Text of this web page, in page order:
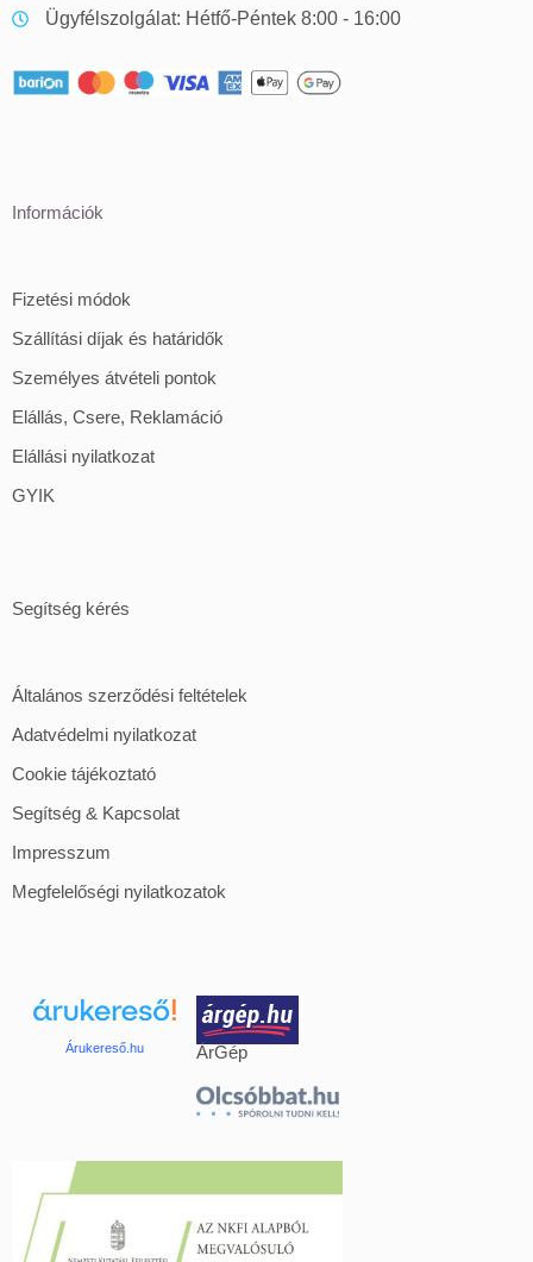
Ügyfélszolgálat: Hétfő-Péntek 8:00 - 16:00
Információk
Fizetési módok
Szállítási díjak és határidők
Személyes átvételi pontok
Elállás, Csere, Reklamáció
Elállási nyilatkozat
GYIK
Segítség kérés
Általános szerződési feltételek
Adatvédelmi nyilatkozat
Cookie tájékoztató
Segítség & Kapcsolat
Impresszum
Megfelelőségi nyilatkozatok
Árukereső.hu ÁrGép